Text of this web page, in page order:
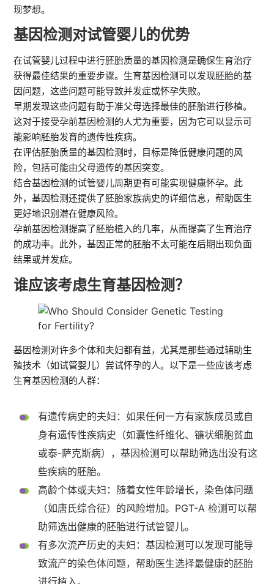
现梦想。
基因检测对试管婴儿的优势
在试管婴儿过程中进行胚胎质量的基因检测是确保生育治疗
获得最佳结果的重要步骤。生育基因检测可以发现胚胎的基
因问题，这些问题可能导致并发症或怀孕失败。
早期发现这些问题有助于准父母选择最佳的胚胎进行移植。
这对于接受孕前基因检测的人尤为重要，因为它可以显示可
能影响胚胎发育的遗传性疾病。
在评估胚胎质量的基因检测时，目标是降低健康问题的风
险，包括可能由父母遗传的基因突变。
结合基因检测的试管婴儿周期更有可能实现健康怀孕。此
外，基因检测还提供了胚胎家族病史的详细信息，帮助医生
更好地识别潜在健康风险。
孕前基因检测提高了胚胎植入的几率，从而提高了生育治疗
的成功率。此外，基因正常的胚胎不太可能在后期出现负面
结果或并发症。
谁应该考虑生育基因检测？
基因检测对许多个体和夫妇都有益，尤其是那些通过辅助生
殖技术（如试管婴儿）尝试怀孕的人。以下是一些应该考虑
生育基因检测的人群：
有遗传病史的夫妇：如果任何一方有家族成员或自
身有遗传性疾病史（如囊性纤维化、镰状细胞贫血
或泰-萨克斯病），基因检测可以帮助筛选出没有这
些疾病的胚胎。
高龄个体或夫妇：随着女性年龄增长，染色体问题
（如唐氏综合征）的风险增加。PGT-A 检测可以帮
助筛选出健康的胚胎进行试管婴儿。
有多次流产历史的夫妇：基因检测可以发现可能导
致流产的染色体问题，帮助医生选择最健康的胚胎
进行植入。